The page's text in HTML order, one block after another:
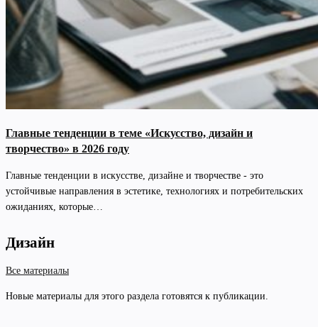
Главные тенденции в теме «Искусство, дизайн и
творчество» в 2026 году
Главные тенденции в искусстве, дизайне и творчестве - это
устойчивые направления в эстетике, технологиях и потребительских
ожиданиях, которые…
Дизайн
Все материалы
Новые материалы для этого раздела готовятся к публикации.